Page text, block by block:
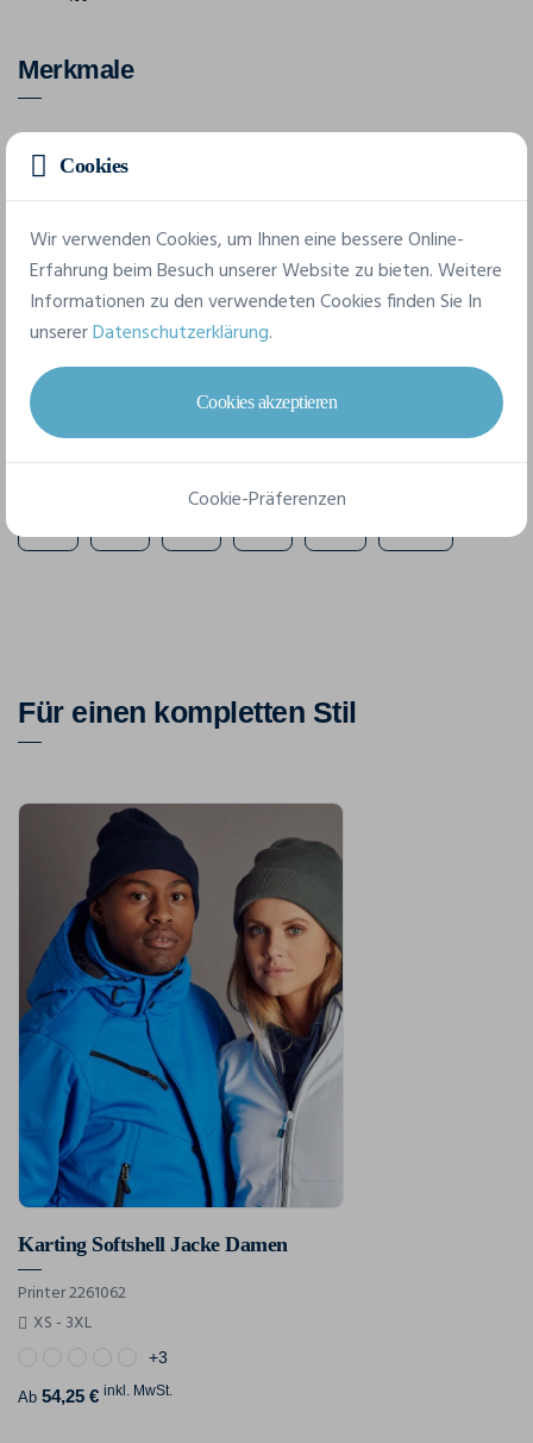
Merkmale
Marke
Grizzly
Referenz
150863
Komposition
95% polyester, 5% Elastan | Futter: 100% polyester
6 verfügbare Größen
Für einen kompletten Stil
Karting Softshell Jacke Damen
Printer 2261062
XS - 3XL
+3
Ab 54,25 € inkl. MwSt.
Cookies
Wir verwenden Cookies, um Ihnen eine bessere Online-
Erfahrung beim Besuch unserer Website zu bieten. Weitere
Informationen zu den verwendeten Cookies finden Sie In
unsererDatenschutzerklärung.
Cookies akzeptieren
Cookie-Präferenzen